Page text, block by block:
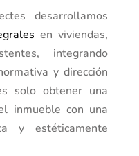
desarrollamos
en viviendas,
integrando
y dirección
solo obtener una
inmueble con una
y estéticamente